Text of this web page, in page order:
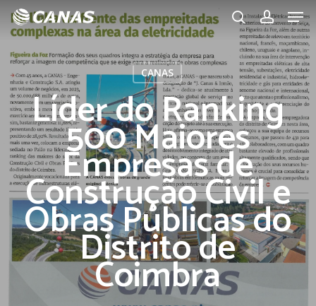
Skip
content
searchaccount
CANAS
Líder do Ranking
500 Maiores
Empresas de
Construção Civil e
Obras Públicas do
Distrito de
Coimbra